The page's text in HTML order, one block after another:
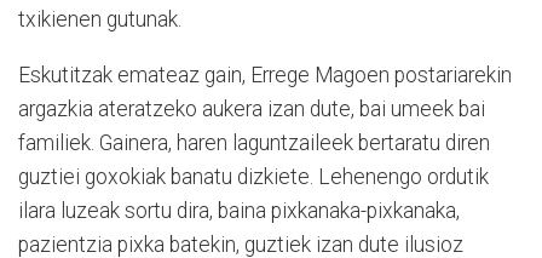
txikienen gutunak.
Eskutitzak emateaz gain, Errege Magoen postariarekin
argazkia ateratzeko aukera izan dute, bai umeek bai
familiek. Gainera, haren laguntzaileek bertaratu diren
guztiei goxokiak banatu dizkiete. Lehenengo ordutik
ilara luzeak sortu dira, baina pixkanaka-pixkanaka,
pazientzia pixka batekin, guztiek izan dute ilusioz